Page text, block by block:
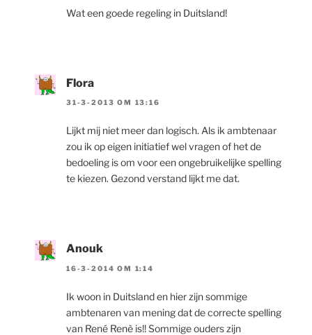
Wat een goede regeling in Duitsland!
Flora
31-3-2013 OM 13:16
Lijkt mij niet meer dan logisch. Als ik ambtenaar
zou ik op eigen initiatief wel vragen of het de
bedoeling is om voor een ongebruikelijke spelling
te kiezen. Gezond verstand lijkt me dat.
Anouk
16-3-2014 OM 1:14
Ik woon in Duitsland en hier zijn sommige
ambtenaren van mening dat de correcte spelling
van René Renè is!! Sommige ouders zijn